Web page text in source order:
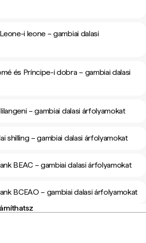
i leone – gambiai dalasi
és Príncipe-i dobra – gambiai dalasi
– gambiai dalasi árfolyamokat
shilling – gambiai dalasi árfolyamokat
BEAC – gambiai dalasi árfolyamokat
BCEAO – gambiai dalasi árfolyamokat